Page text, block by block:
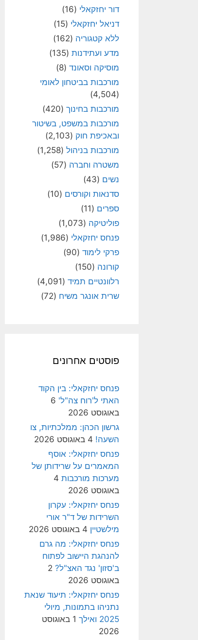
דור יחזקאלי (16)
דניאל יחזקאלי (15)
ללא קטגוריה (162)
מדע ועתידנות (135)
מוסיקה וסאונד (8)
מורכבות בביטחון לאומי
(4,504)
מורכבות בחינוך (420)
מורכבות במשפט, בשיטור
ובאכיפת חוק (2,103)
מורכבות בניהול (1,258)
משטרה וחברה (57)
נשים (43)
סדנאות וקורסים (10)
ספרים (11)
פוליטיקה (1,073)
פנחס יחזקאלי (1,986)
פרקי לימוד (90)
קורונה (150)
רלוונטיים תמיד (4,091)
שרית אונגר משיח (72)
פוסטים אחרונים
פנחס יחזקאלי: בין הקוד
האתי ל'רוח צה"ל' 6
באוגוסט 2026
גרשון הכהן: ממלכתיות, צו
השעה! 4 באוגוסט 2026
פנחס יחזקאלי: אוסף
המאמרים על שרידותן של
מערכות מורכבות 4
באוגוסט 2026
פנחס יחזקאלי: עקרון
השרידות של ד"ר אורי
מילשטיין 4 באוגוסט 2026
פנחס יחזקאלי: מה גרם
להנהגת היישוב לפתוח
ב'סזון' נגד האצ"ל? 2
באוגוסט 2026
פנחס יחזקאלי: תיעוד שנאת
נתניהו בתמונות, מיולי
2025 ואילך
1 באוגוסט
2026